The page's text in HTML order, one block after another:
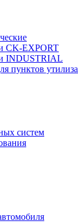
CK-EXPORT
INDUSTRIAL
пунктов
систем